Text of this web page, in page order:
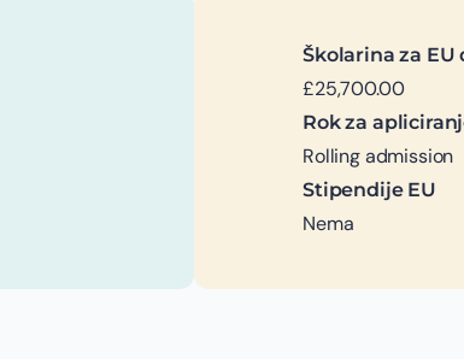
Školarina za EU
£25,700.00
Rok za
Rolling admission
Stipendije EU
Nema